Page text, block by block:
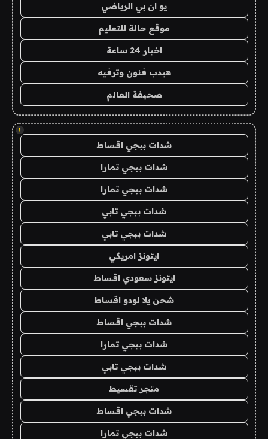
يو ان بي الرياضي
موقع حالة للتعليم
اخبار 24 ساعة
هيدب فنون وترفيه
صحيفة العالم
!
شدات ببجي اقساط
شدات ببجي تمارا
شدات ببجي تمارا
شدات ببجي تابي
شدات ببجي تابي
ايتونز امريكي
ايتونز سعودي اقساط
شحن يلا لودو اقساط
شدات ببجي اقساط
شدات ببجي تمارا
شدات ببجي تابي
متجر تقسيط
شدات ببجي اقساط
شدات ببجي تمارا